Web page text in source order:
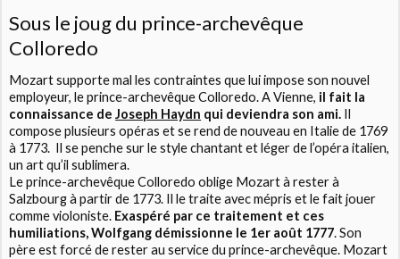
Sous le joug du prince-archevêque
Colloredo
Mozart supporte mal les contraintes que lui impose son nouvel
employeur, le prince-archevêque Colloredo. A Vienne, il fait la
connaissance deJoseph Haydn qui deviendra son ami. Il
compose plusieurs opéras et se rend de nouveau en Italie de 1769
à 1773. Il se penche sur le style chantant et léger de l’opéra italien,
un art qu’il sublimera.
Le prince-archevêque Colloredo oblige Mozart à rester à
Salzbourg à partir de 1773. Il le traite avec mépris et le fait jouer
comme violoniste. Exaspéré par ce traitement et ces
humiliations, Wolfgang démissionne le 1er août 1777. Son
père est forcé de rester au service du prince-archevêque. Mozart